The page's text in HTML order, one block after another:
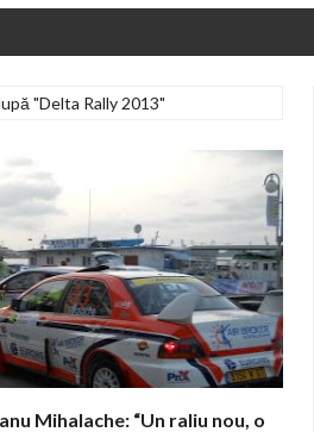
"Delta Rally 2013"
Mihalache: “Un raliu nou, o